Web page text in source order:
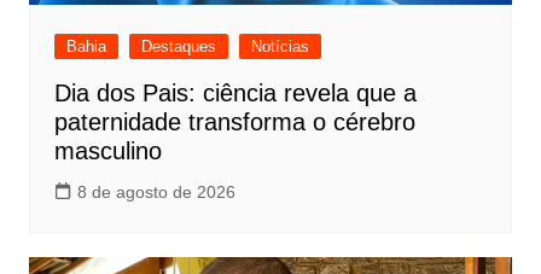
Bahia Destaques Notícias
Dia dos Pais: ciência revela que a
paternidade transforma o cérebro
masculino
8 de agosto de 2026